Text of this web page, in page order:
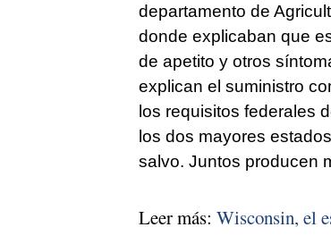
departamento de
donde explicaban que
de apetito y otros
explican el suministro
los requisitos federales
los dos mayores
salvo. Juntos producen
Leer más: Wisconsin, el